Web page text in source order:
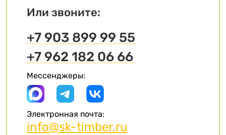
Или звоните:
+7 903 899 99 55
+7 962 182 06 66
Мессенджеры:
Электронная почта:
info@sk-timber.ru